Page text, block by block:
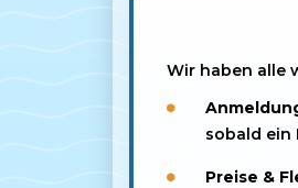
Wir haben alle
sobald ein
Preise &